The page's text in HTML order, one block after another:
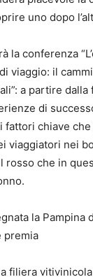
uno dopo
la conferenza
viaggio: il
a partire dalla
di
fattori chiave
viaggiatori nei
rosso che in
la Pampina
premia
filiera